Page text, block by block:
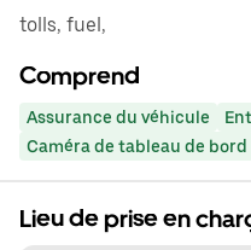
tolls, fuel,
Comprend
Assurance du véhicule
Caméra de tableau de bord
Lieu de prise en